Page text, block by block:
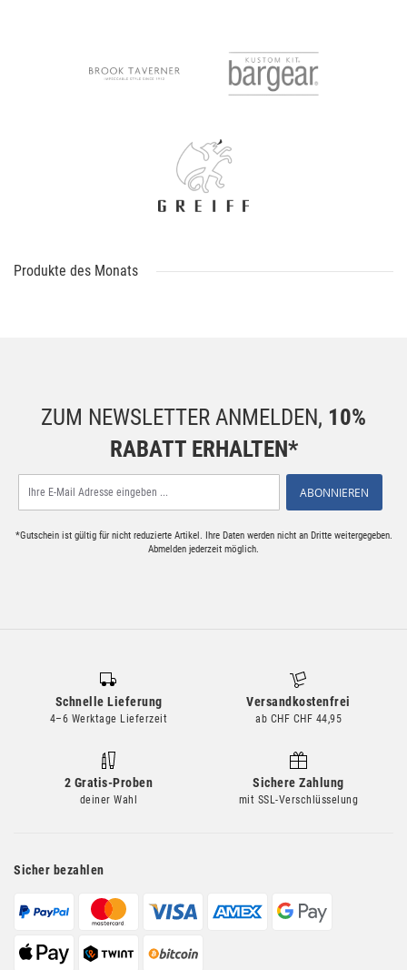
Produkte des Monats
ZUM NEWSLETTER ANMELDEN, 10%
RABATT ERHALTEN*
Sie
für
ABONNIEREN
*Gutschein ist gültig für nicht reduzierte Artikel. Ihre Daten werden nicht an Dritte weitergegeben.
Abmelden jederzeit möglich.
Schnelle Lieferung
4–6 Werktage Lieferzeit
Versandkostenfrei
ab CHF CHF 44,95
2 Gratis-Proben
deiner Wahl
Sichere Zahlung
mit SSL-Verschlüsselung
Sicher bezahlen